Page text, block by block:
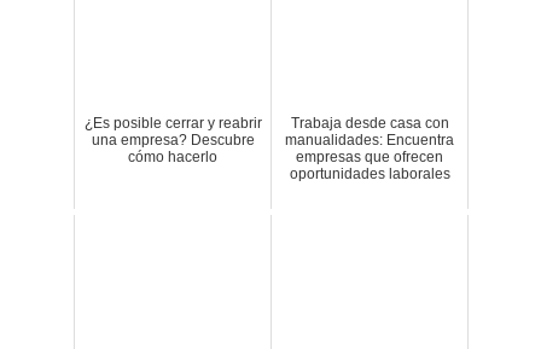
¿Es posible cerrar y reabrir
una empresa? Descubre
cómo hacerlo
Trabaja desde casa con
manualidades: Encuentra
empresas que ofrecen
oportunidades laborales